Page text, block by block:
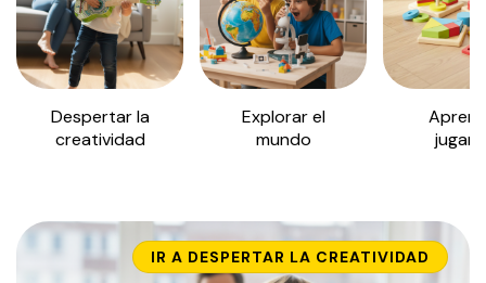
Despertar la
creatividad
Explorar el
mundo
IR A DESPERTAR LA CREATIVIDAD